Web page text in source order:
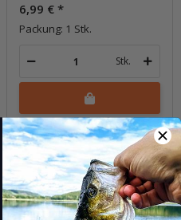
6,99 € *
Packung: 1 Stk.
Stk.
Frage zum Artikel